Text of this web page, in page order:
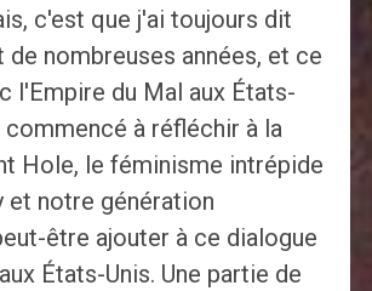
c'est que j'ai toujours dit
de nombreuses années, et ce
l'Empire du Mal aux États-
commencé à réfléchir à la
Hole, le féminisme intrépide
et notre génération
être ajouter à ce dialogue
États-Unis. Une partie de